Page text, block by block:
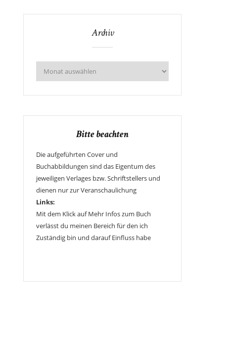
Archiv
Bitte beachten
Die aufgeführten Cover und
Buchabbildungen sind das Eigentum des
jeweiligen Verlages bzw. Schriftstellers und
dienen nur zur Veranschaulichung
Links:
Mit dem Klick auf Mehr Infos zum Buch
verlässt du meinen Bereich für den ich
Zuständig bin und darauf Einfluss habe